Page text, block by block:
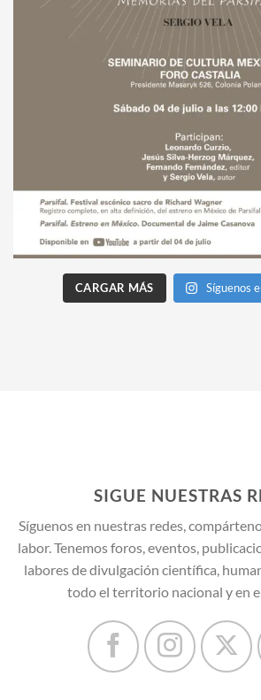
CARGAR MÁS Síguenos
SIGUE NUESTRAS
Síguenos en nuestras redes,
labor. Tenemos foros, eventos,
labores de divulgación científica,
todo el territorio nacional y en